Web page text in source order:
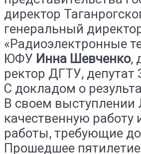
директор
генеральный
«Радиоэлектронные
ЮФУ Инна Шевченко,
ректор ДГТУ, депутат
С докладом о
В своем выступлении
качественную
работы, требующие
Прошедшее